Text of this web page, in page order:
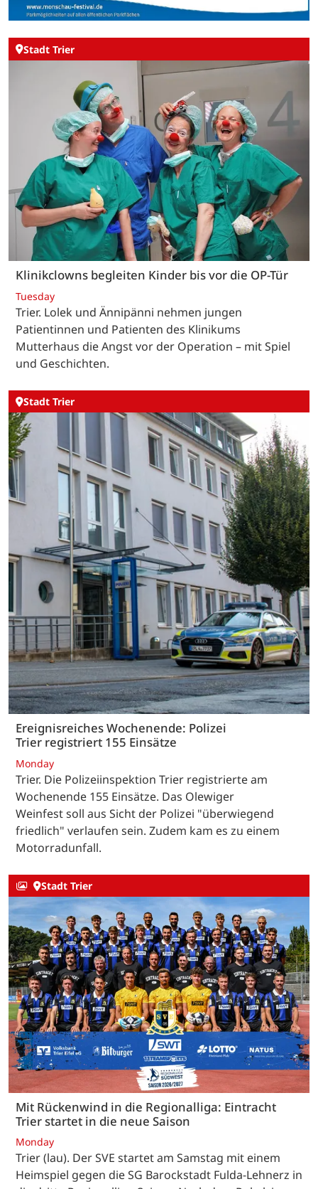
Stadt Trier
Klinikclowns begleiten Kinder bis vor die OP-Tür
Tuesday
Trier. Lolek und Ännipänni nehmen jungen
Patientinnen und Patienten des Klinikums
Mutterhaus die Angst vor der Operation – mit Spiel
und Geschichten.
Stadt Trier
Ereignisreiches Wochenende: Polizei
Trier registriert 155 Einsätze
Monday
Trier. Die Polizeiinspektion Trier registrierte am
Wochenende 155 Einsätze. Das Olewiger
Weinfest soll aus Sicht der Polizei "überwiegend
friedlich" verlaufen sein. Zudem kam es zu einem
Motorradunfall.
Stadt Trier
Mit Rückenwind in die Regionalliga: Eintracht
Trier startet in die neue Saison
Monday
Trier (lau). Der SVE startet am Samstag mit einem
Heimspiel gegen die SG Barockstadt Fulda-Lehnerz in